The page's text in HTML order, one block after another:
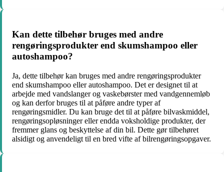
Kan dette tilbehør bruges med andre
rengøringsprodukter end skumshampoo eller
autoshampoo?
Ja, dette tilbehør kan bruges med andre rengøringsprodukter
end skumshampoo eller autoshampoo. Det er designet til at
arbejde med vandslanger og vaskebørster med vandgennemløb
og kan derfor bruges til at påføre andre typer af
rengøringsmidler. Du kan bruge det til at påføre bilvaskmiddel,
rengøringsopløsninger eller endda voksholdige produkter, der
fremmer glans og beskyttelse af din bil. Dette gør tilbehøret
alsidigt og anvendeligt til en bred vifte af bilrengøringsopgaver.